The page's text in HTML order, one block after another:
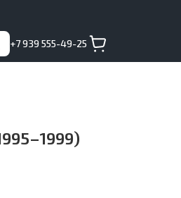
+7 939 555-49-25